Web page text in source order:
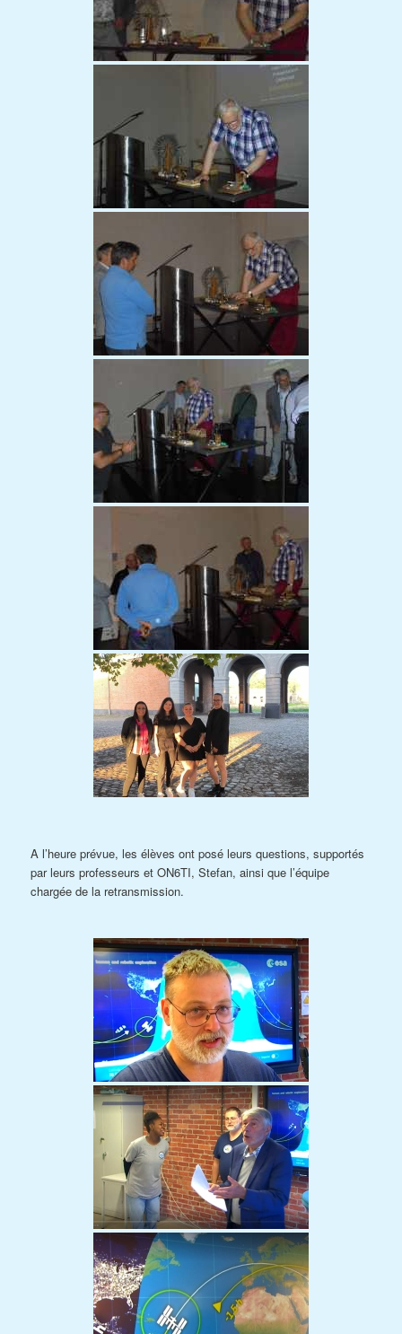
A l’heure prévue, les élèves ont posé leurs questions, supportés
par leurs professeurs et ON6TI, Stefan, ainsi que l’équipe
chargée de la retransmission.